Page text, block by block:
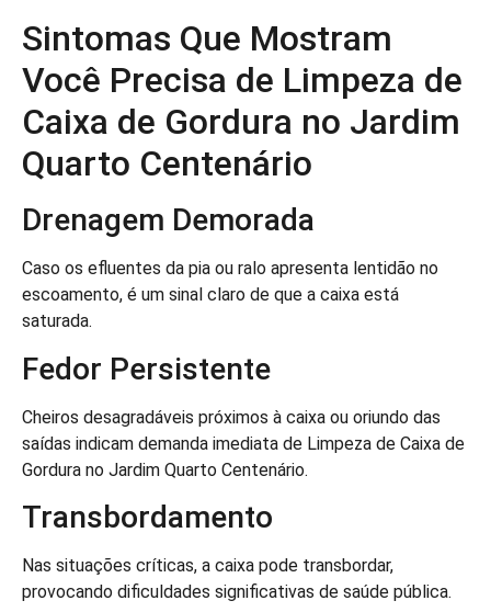
Sintomas Que Mostram
Você Precisa de Limpeza de
Caixa de Gordura no Jardim
Quarto Centenário
Drenagem Demorada
Caso os efluentes da pia ou ralo apresenta lentidão no
escoamento, é um sinal claro de que a caixa está
saturada.
Fedor Persistente
Cheiros desagradáveis próximos à caixa ou oriundo das
saídas indicam demanda imediata de Limpeza de Caixa de
Gordura no Jardim Quarto Centenário.
Transbordamento
Nas situações críticas, a caixa pode transbordar,
provocando dificuldades significativas de saúde pública.